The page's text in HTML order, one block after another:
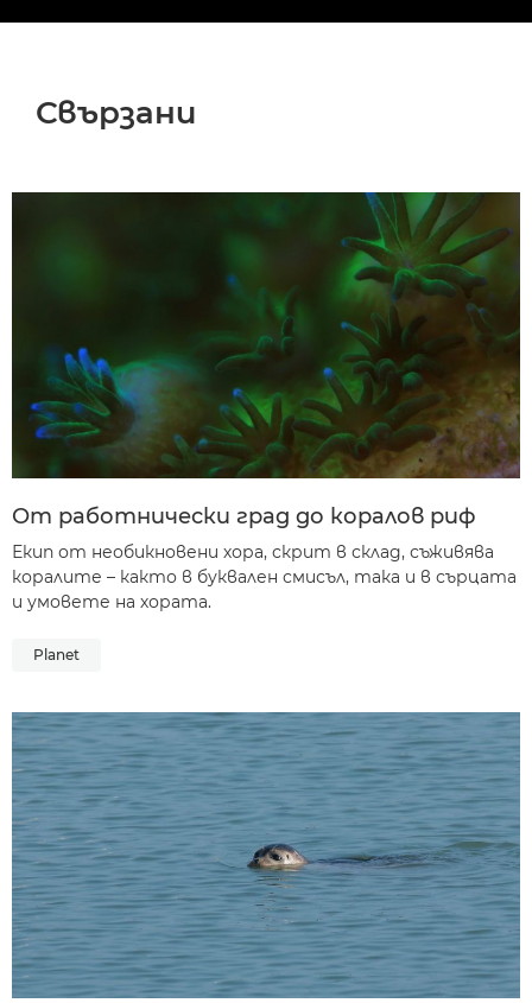
Свързани
От работнически град до коралов риф
Екип от необикновени хора, скрит в склад, съживява
коралите – както в буквален смисъл, така и в сърцата
и умовете на хората.
Planet